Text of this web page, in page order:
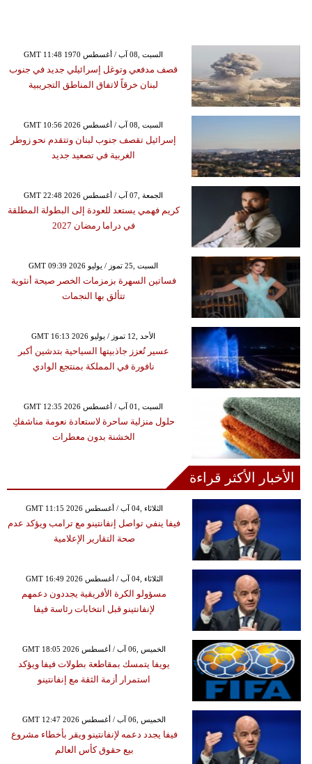
GMT 11:48 1970 السبت ,08 آب / أغسطس
قصف مدفعي وتوغل إسرائيلي جديد في جنوب
لبنان خرقاً لاتفاق المناطق التجريبية
GMT 10:56 2026 السبت ,08 آب / أغسطس
إسرائيل تقصف جنوب لبنان وتتقدم نحو زوطر
الغربية في تصعيد جديد
GMT 22:48 2026 الجمعة ,07 آب / أغسطس
كريم فهمي يستعد للعودة إلى البطولة المطلقة
في دراما رمضان 2027
GMT 09:39 2026 السبت ,25 تموز / يوليو
فساتين السهرة بزمزمات الخصر صيحة أنثوية
تتألق بها النجمات
GMT 16:13 2026 الأحد ,12 تموز / يوليو
عسير تُعزز جاذبيتها السياحية بتدشين أكبر
نافورة في المملكة بمنتجع الوادي
GMT 12:35 2026 السبت ,01 آب / أغسطس
حلول منزلية ساحرة لاستعادة نعومة مناشفكِ
الخشنة بدون معطرات
الأخبار الأكثر قراءة
GMT 11:15 2026 الثلاثاء ,04 آب / أغسطس
فيفا ينفي تواصل إنفانتينو مع ترامب ويؤكد عدم
صحة التقارير الإعلامية
GMT 16:49 2026 الثلاثاء ,04 آب / أغسطس
مسؤولو الكرة الأفريقية يجددون دعمهم
لإنفانتينو قبل انتخابات رئاسة فيفا
GMT 18:05 2026 الخميس ,06 آب / أغسطس
يويفا يتمسك بمقاطعة بطولات فيفا ويؤكد
استمرار أزمة الثقة مع إنفانتينو
GMT 12:47 2026 الخميس ,06 آب / أغسطس
فيفا يجدد دعمه لإنفانتينو ويقر بأخطاء مشروع
بيع حقوق كأس العالم